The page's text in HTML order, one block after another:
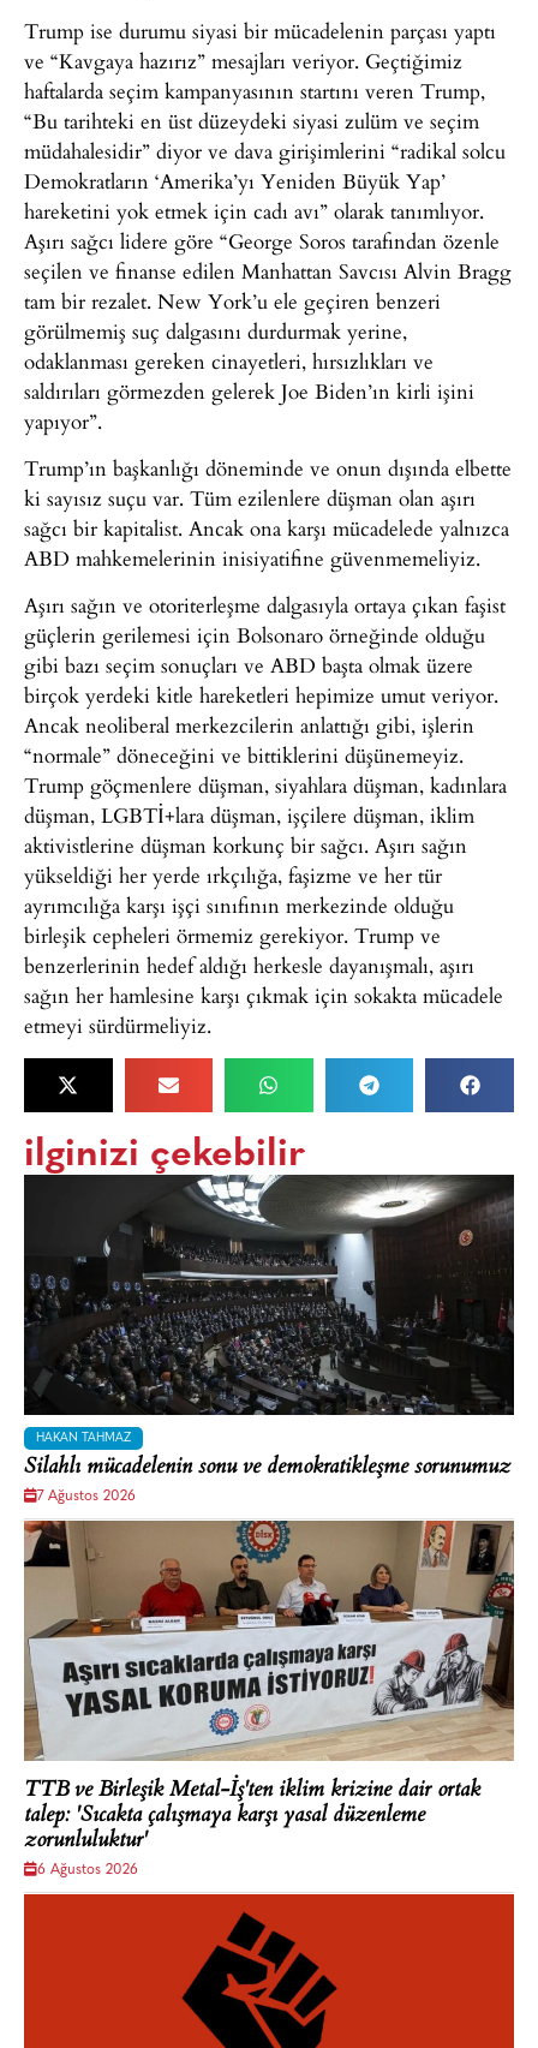
Trump ise durumu siyasi bir mücadelenin parçası yaptı
ve “Kavgaya hazırız” mesajları veriyor. Geçtiğimiz
haftalarda seçim kampanyasının startını veren Trump,
“Bu tarihteki en üst düzeydeki siyasi zulüm ve seçim
müdahalesidir” diyor ve dava girişimlerini “radikal solcu
Demokratların ‘Amerika’yı Yeniden Büyük Yap’
hareketini yok etmek için cadı avı” olarak tanımlıyor.
Aşırı sağcı lidere göre “George Soros tarafından özenle
seçilen ve finanse edilen Manhattan Savcısı Alvin Bragg
tam bir rezalet. New York’u ele geçiren benzeri
görülmemiş suç dalgasını durdurmak yerine,
odaklanması gereken cinayetleri, hırsızlıkları ve
saldırıları görmezden gelerek Joe Biden’ın kirli işini
yapıyor”.
Trump’ın başkanlığı döneminde ve onun dışında elbette
ki sayısız suçu var. Tüm ezilenlere düşman olan aşırı
sağcı bir kapitalist. Ancak ona karşı mücadelede yalnızca
ABD mahkemelerinin inisiyatifine güvenmemeliyiz.
Aşırı sağın ve otoriterleşme dalgasıyla ortaya çıkan faşist
güçlerin gerilemesi için Bolsonaro örneğinde olduğu
gibi bazı seçim sonuçları ve ABD başta olmak üzere
birçok yerdeki kitle hareketleri hepimize umut veriyor.
Ancak neoliberal merkezcilerin anlattığı gibi, işlerin
“normale” döneceğini ve bittiklerini düşünemeyiz.
Trump göçmenlere düşman, siyahlara düşman, kadınlara
düşman, LGBTİ+lara düşman, işçilere düşman, iklim
aktivistlerine düşman korkunç bir sağcı. Aşırı sağın
yükseldiği her yerde ırkçılığa, faşizme ve her tür
ayrımcılığa karşı işçi sınıfının merkezinde olduğu
birleşik cepheleri örmemiz gerekiyor. Trump ve
benzerlerinin hedef aldığı herkesle dayanışmalı, aşırı
sağın her hamlesine karşı çıkmak için sokakta mücadele
etmeyi sürdürmeliyiz.
ilginizi çekebilir
HAKAN TAHMAZ
Silahlı mücadelenin sonu ve demokratikleşme sorunumuz
7 Ağustos 2026
TTB ve Birleşik Metal-İş'ten iklim krizine dair ortak
talep: 'Sıcakta çalışmaya karşı yasal düzenleme
zorunluluktur'
6 Ağustos 2026